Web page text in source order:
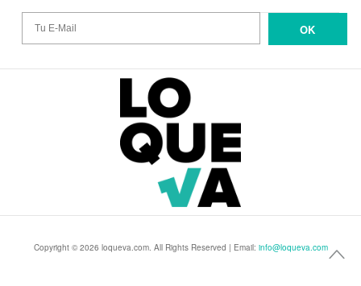
OK
Copyright © 2026 loqueva.com. All Rights Reserved | Email: info@loqueva.com